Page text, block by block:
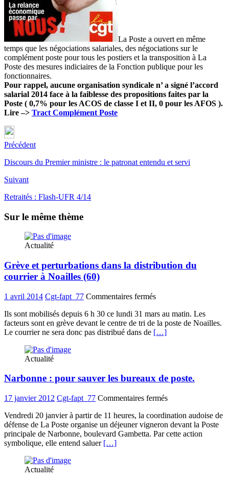
La Poste a ouvert en même
temps que les négociations salariales, des négociations sur le
complément poste pour tous les postiers et la transposition à La
Poste des mesures indiciaires de la Fonction publique pour les
fonctionnaires.
Pour rappel, aucune organisation syndicale n’ a signé l’accord
salarial 2014 face à la faiblesse des propositions faites par la
Poste ( 0,7% pour les ACOS de classe I et II, 0 pour les AFOS ).
Lire –> Tract Complément Poste
Précédent
Discours du Premier ministre : le patronat entendu et servi
Suivant
Retraités : Flash-UFR 4/14
Sur le même thème
Actualité
Grève et perturbations dans la distribution du
courrier à Noailles (60)
1 avril 2014 Cgt-fapt_77 Commentaires ferméssur
et
perturbations
dans
à
(60)
Ils sont mobilisés depuis 6 h 30 ce lundi 31 mars au matin. Les
facteurs sont en grève devant le centre de tri de la poste de Noailles.
Le courrier ne sera donc pas distribué dans de […]
Actualité
Narbonne : pour sauver les bureaux de poste.
17 janvier 2012 Cgt-fapt_77 Commentaires ferméssur
:
pour
sauver
Vendredi 20 janvier à partir de 11 heures, la coordination audoise de
défense de La Poste organise un déjeuner vigneron devant la Poste
principale de Narbonne, boulevard Gambetta. Par cette action
symbolique, elle entend saluer […]
Actualité